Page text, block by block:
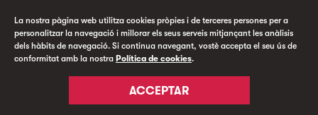
La nostra pàgina web utilitza cookies pròpies i de terceres persones per a
personalitzar la navegació i millorar els seus serveis mitjançant les anàlisis
dels hàbits de navegació. Si continua navegant, vostè accepta el seu ús de
conformitat amb la nostra Política de cookies.
ACCEPTAR